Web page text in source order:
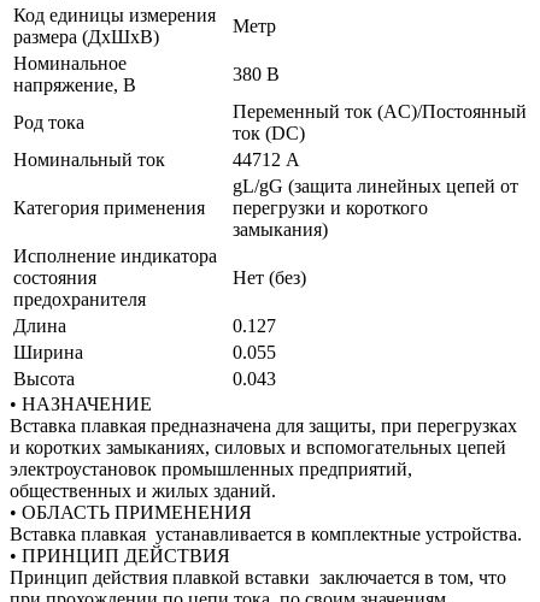
Код единицы измерения
размера (ДхШхВ)
Метр
Номинальное
напряжение, В
380 В
Род тока
Переменный ток (AC)/Постоянный
ток (DC)
Номинальный ток
44712 А
Категория применения
gL/gG (защита линейных цепей от
перегрузки и короткого
замыкания)
Исполнение индикатора
состояния
предохранителя
Нет (без)
Длина
0.127
Ширина
0.055
Высота
0.043
• НАЗНАЧЕНИЕ
Вставка плавкая предназначена для защиты, при перегрузках
и коротких замыканиях, силовых и вспомогательных цепей
электроустановок промышленных предприятий,
общественных и жилых зданий.
• ОБЛАСТЬ ПРИМЕНЕНИЯ
Вставка плавкая устанавливается в комплектные устройства.
• ПРИНЦИП ДЕЙСТВИЯ
Принцип действия плавкой вставки заключается в том, что